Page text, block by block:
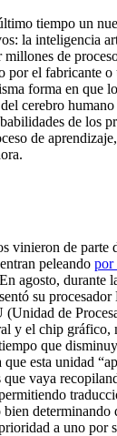
tiempo un
la inteligencia
millones de
por el fabricante o
forma en que
cerebro
de los
de
vinieron de parte
peleando por
agosto, durante
su
de
y el chip
que
esta unidad
que vaya
determinando
a uno por